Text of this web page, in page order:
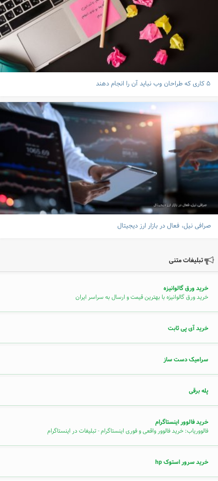
۵ کاری که طراحان وب نباید آن را انجام دهند
صرافی نیل، فعال در بازار ارز دیجیتال
تبلیغات متنی
خرید ورق گالوانیزه
خرید ورق گالوانیزه با بهترین قیمت و ارسال به سراسر ایران
خرید آی پی ثابت
سرامیک دست ساز
پله برقی
خرید فالوور اینستاگرام
فالووریاب: خرید فالوور واقعی و فوری اینستاگرام - تبلیغات در اینستاگرام
خرید سرور استوک hp